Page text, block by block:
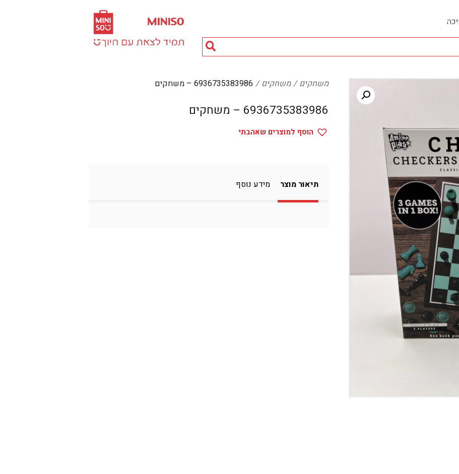
חיפוש
מוצרים...
משחקים משחקים 6936735383986 – משחקים
6936735383986 – משחקים
הוסף למוצרים שאהבתי
תיאור מוצר מידע נוסף